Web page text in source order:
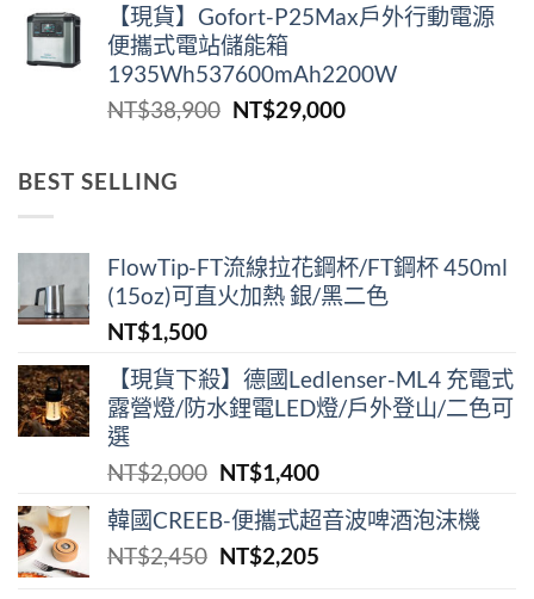
價
格：
NT$8,900。
價
NT$3,900。
【現貨】Gofort-P25Max戶外行動電源
便攜式電站儲能箱
1935Wh537600mAh2200W
NT$38,900 原
NT$29,000目
BEST SELLING
FlowTip-FT流線拉花鋼杯/FT鋼杯 450ml
(15oz)可直火加熱 銀/黑二色
NT$1,500
【現貨下殺】德國Ledlenser-ML4 充電式
露營燈/防水鋰電LED燈/戶外登山/二色可
選
NT$2,000 原
價
格：
NT$1,400目
價
格：
韓國CREEB-便攜式超⾳波啤酒泡沫機
NT$2,450 原
NT$2,205目